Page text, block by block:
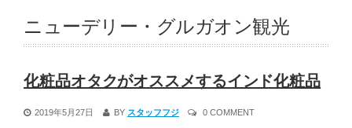
ニューデリー・グルガオン観光
化粧品オタクがオススメするインド化粧品
2019年5月27日 BY スタッフフジ 0 COMMENT